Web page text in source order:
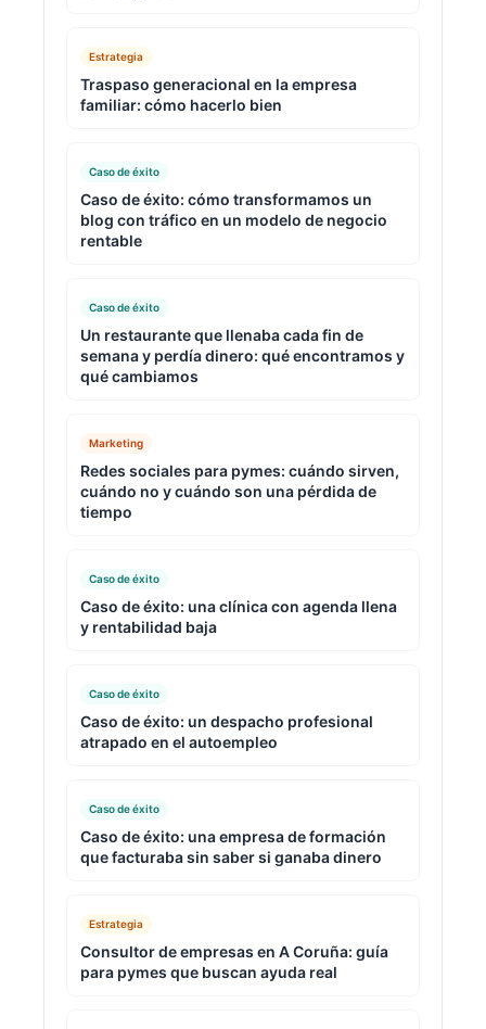
Estrategia
Traspaso generacional en la empresa
familiar: cómo hacerlo bien
Caso de éxito
Caso de éxito: cómo transformamos un
blog con tráfico en un modelo de negocio
rentable
Caso de éxito
Un restaurante que llenaba cada fin de
semana y perdía dinero: qué encontramos y
qué cambiamos
Marketing
Redes sociales para pymes: cuándo sirven,
cuándo no y cuándo son una pérdida de
tiempo
Caso de éxito
Caso de éxito: una clínica con agenda llena
y rentabilidad baja
Caso de éxito
Caso de éxito: un despacho profesional
atrapado en el autoempleo
Caso de éxito
Caso de éxito: una empresa de formación
que facturaba sin saber si ganaba dinero
Estrategia
Consultor de empresas en A Coruña: guía
para pymes que buscan ayuda real